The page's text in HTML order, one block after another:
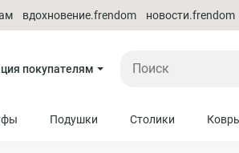
вдохновение.frendom новости.frendom
покупателям
Подушки Столики